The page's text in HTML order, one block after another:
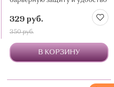
329 руб.
350 руб.
В КОРЗИНУ